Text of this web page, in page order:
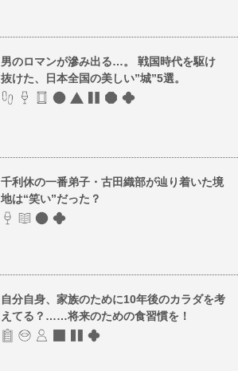
男のロマンが滲み出る…。 戦国時代を駆け
抜けた、日本全国の美しい”城”5選。
千利休の一番弟子・古田織部が辿り着いた境
地は“笑い”だった？
自分自身、家族のために10年後のカラダを考
えてる？……将来のための食習慣を！